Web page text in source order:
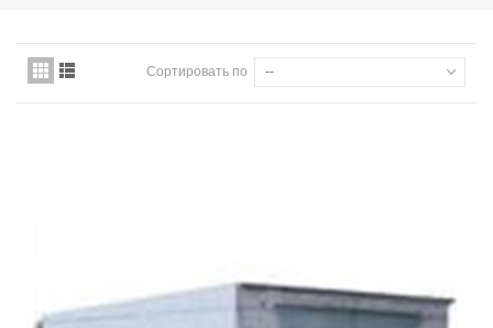
Сортировать по --